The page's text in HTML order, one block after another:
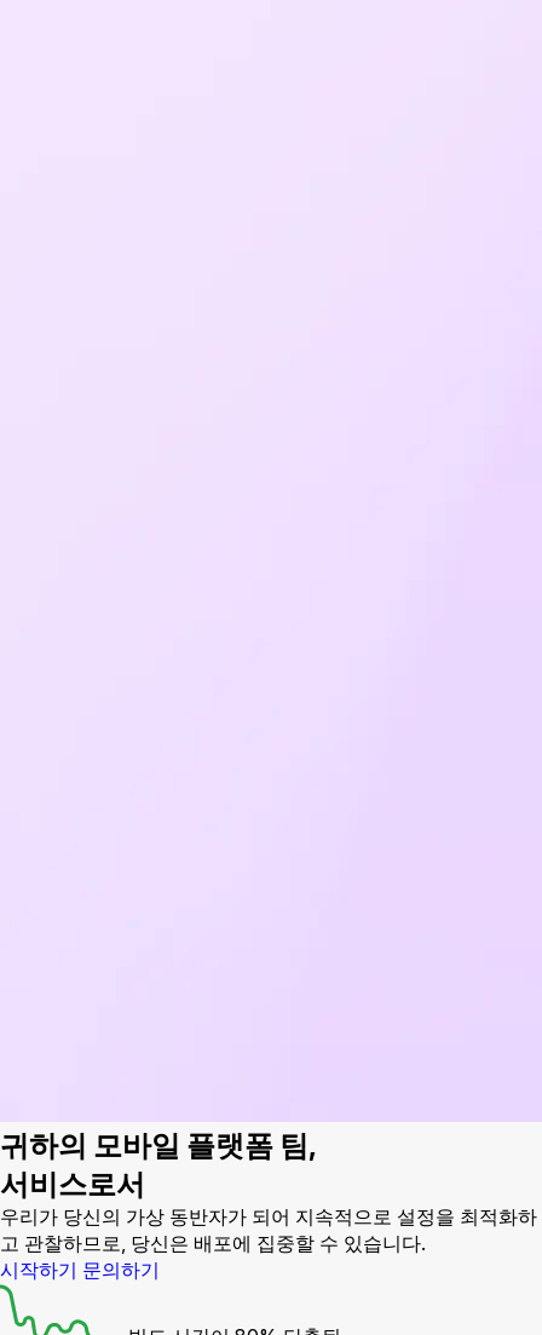
귀하의 모바일 플랫폼 팀,
서비스로서
우리가 당신의 가상 동반자가 되어 지속적으로 설정을 최적화하
고 관찰하므로, 당신은 배포에 집중할 수 있습니다.
시작하기 문의하기